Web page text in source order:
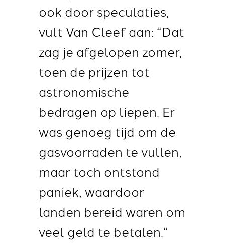
ook door speculaties,
vult Van Cleef aan: “Dat
zag je afgelopen zomer,
toen de prijzen tot
astronomische
bedragen op liepen. Er
was genoeg tijd om de
gasvoorraden te vullen,
maar toch ontstond
paniek, waardoor
landen bereid waren om
veel geld te betalen.”